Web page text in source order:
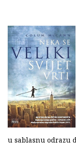
u sablasnu odrazu